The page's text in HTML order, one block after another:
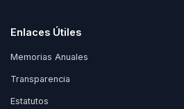
Enlaces Útiles
Memorias Anuales
Transparencia
Estatutos